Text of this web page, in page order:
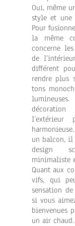
Oui, même
style et une
Pour
la même
concerne
de
différent
rendre plus
tons
un balcon, il
design
minimaliste
Quant aux
vifs, qui
sensation
si vous
bienvenues
un air chaud.